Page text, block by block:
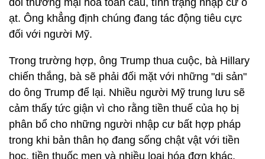
đối thương mại hóa toàn cầu, tình trạng nhập cư ồ
ạt. Ông khẳng định chúng đang tác động tiêu cực
đối với người Mỹ.
Trong trường hợp, ông Trump thua cuộc, bà Hillary
chiến thắng, bà sẽ phải đối mặt với những "di sản"
do ông Trump để lại. Nhiều người Mỹ trung lưu sẽ
cảm thấy tức giận vì cho rằng tiền thuế của họ bị
phân bổ cho những người nhập cư bất hợp pháp
trong khi bản thân họ đang sống chật vật với tiền
học, tiền thuốc men và nhiều loại hóa đơn khác.